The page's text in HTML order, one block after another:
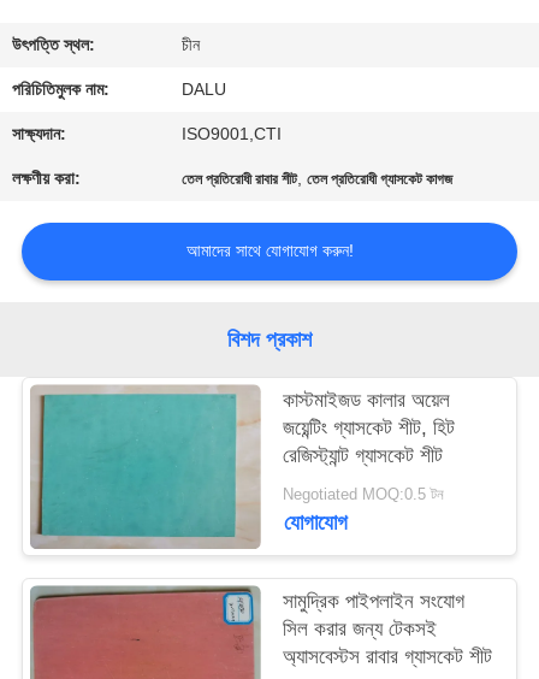
আমাদের
সাথে
যোগাযোগ
করুন
উদ্ধৃতির
আবেদন
ম্যাপ
PRIVACY
POLICY
উৎপত্তি স্থল: চীন
পরিচিতিমুলক নাম: DALU
সাক্ষ্যদান: ISO9001,CTI
লক্ষণীয় করা: তেল প্রতিরোধী রাবার শীট,তেল প্রতিরোধী গ্যাসকেট কাগজ
আমাদের সাথে যোগাযোগ করুন!
বিশদ প্রকাশ
কাস্টমাইজড কালার অয়েল
জয়েন্টিং গ্যাসকেট শীট, হিট
রেজিস্ট্যান্ট গ্যাসকেট শীট
Negotiated MOQ:0.5 টন
যোগাযোগ
সামুদ্রিক পাইপলাইন সংযোগ
সিল করার জন্য টেকসই
অ্যাসবেস্টস রাবার গ্যাসকেট শীট